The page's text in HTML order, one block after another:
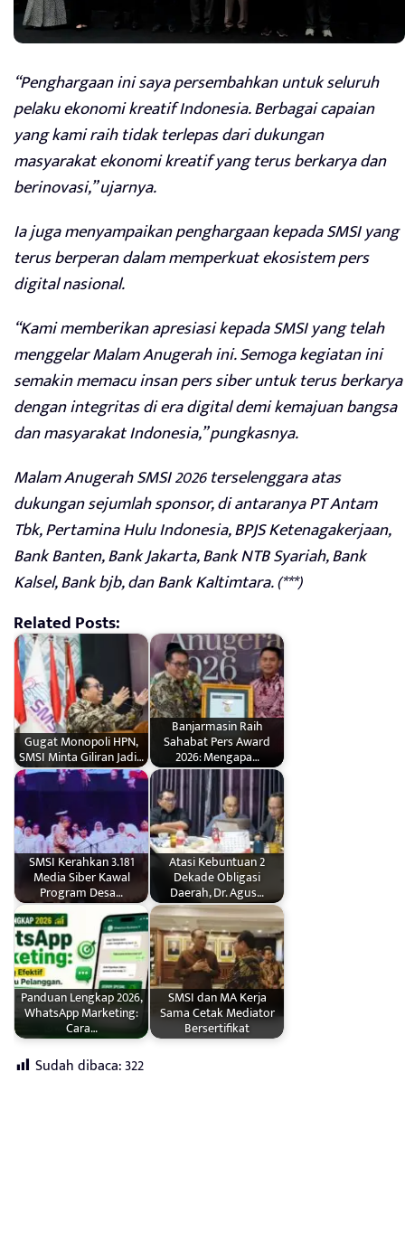
“Penghargaan ini saya persembahkan untuk seluruh
pelaku ekonomi kreatif Indonesia. Berbagai capaian
yang kami raih tidak terlepas dari dukungan
masyarakat ekonomi kreatif yang terus berkarya dan
berinovasi,” ujarnya.
Ia juga menyampaikan penghargaan kepada SMSI yang
terus berperan dalam memperkuat ekosistem pers
digital nasional.
“Kami memberikan apresiasi kepada SMSI yang telah
menggelar Malam Anugerah ini. Semoga kegiatan ini
semakin memacu insan pers siber untuk terus berkarya
dengan integritas di era digital demi kemajuan bangsa
dan masyarakat Indonesia,” pungkasnya.
Malam Anugerah SMSI 2026 terselenggara atas
dukungan sejumlah sponsor, di antaranya PT Antam
Tbk, Pertamina Hulu Indonesia, BPJS Ketenagakerjaan,
Bank Banten, Bank Jakarta, Bank NTB Syariah, Bank
Kalsel, Bank bjb, dan Bank Kaltimtara. (***)
Related Posts:
Gugat Monopoli HPN,
SMSI Minta Giliran Jadi…
Banjarmasin Raih
Sahabat Pers Award
2026: Mengapa…
SMSI Kerahkan 3.181
Media Siber Kawal
Program Desa…
Atasi Kebuntuan 2
Dekade Obligasi
Daerah, Dr. Agus…
Panduan Lengkap 2026,
WhatsApp Marketing:
Cara…
SMSI dan MA Kerja
Sama Cetak Mediator
Bersertifikat
Sudah dibaca:322